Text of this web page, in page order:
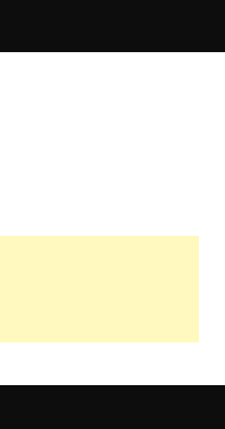
nuomonės